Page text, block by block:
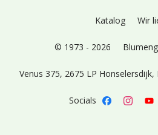
Katalog Wir
© 1973 - 2026
Venus 375, 2675 LP Honselersdijk,
Socials